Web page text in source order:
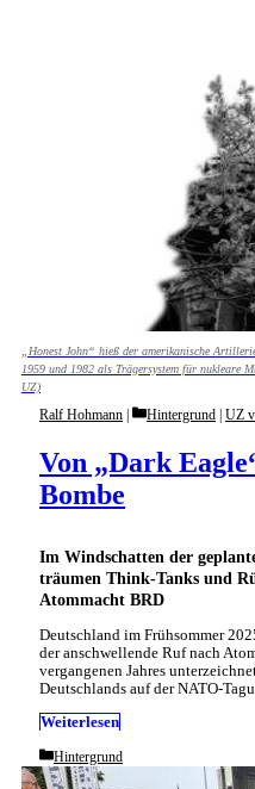
„Honest John“ hieß der amerikanische
1959 und 1982 als Trägersystem für nukleare
UZ)
Im Windschatten der
träumen Think-Tanks und
Atommacht BRD
Von „Dark
Bombe
Ralf Hohmann Categories
Hintergrund | UZ
Deutschland im Frühsommer
der anschwellende Ruf nach
vergangenen Jahres
Deutschlands auf der NATO-
Weiterlesen
Categories
Hintergrund